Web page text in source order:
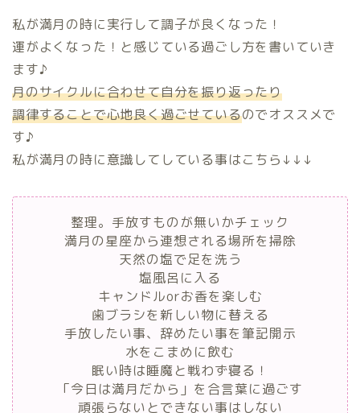
私が満月の時に実行して調子が良くなった！
運がよくなった！と感じている過ごし方を書いていき
ます♪
月のサイクルに合わせて自分を振り返ったり
調律することで心地良く過ごせているのでオススメで
す♪
私が満月の時に意識してしている事はこちら↓↓↓
整理。手放すものが無いかチェック
満月の星座から連想される場所を掃除
天然の塩で足を洗う
塩風呂に入る
キャンドルorお香を楽しむ
歯ブラシを新しい物に替える
手放したい事、辞めたい事を筆記開示
水をこまめに飲む
眠い時は睡魔と戦わず寝る！
「今日は満月だから」を合言葉に過ごす
頑張らないとできない事はしない